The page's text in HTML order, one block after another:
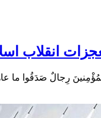
انقلاب
رِجالٌ صَدَقُوا ما